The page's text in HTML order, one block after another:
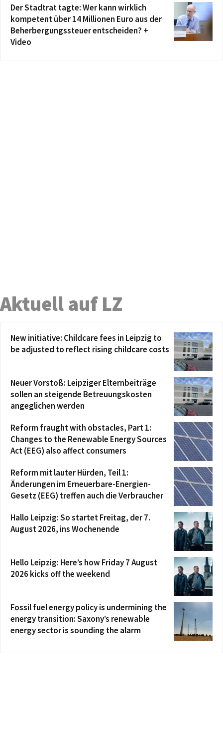
Der Stadtrat tagte: Wer kann wirklich
kompetent über 14 Millionen Euro aus der
Beherbergungssteuer entscheiden? +
Video
Aktuell auf LZ
New initiative: Childcare fees in Leipzig to
be adjusted to reflect rising childcare costs
Neuer Vorstoß: Leipziger Elternbeiträge
sollen an steigende Betreuungskosten
angeglichen werden
Reform fraught with obstacles, Part 1:
Changes to the Renewable Energy Sources
Act (EEG) also affect consumers
Reform mit lauter Hürden, Teil 1:
Änderungen im Erneuerbare-Energien-
Gesetz (EEG) treffen auch die Verbraucher
Hallo Leipzig: So startet Freitag, der 7.
August 2026, ins Wochenende
Hello Leipzig: Here’s how Friday 7 August
2026 kicks off the weekend
Fossil fuel energy policy is undermining the
energy transition: Saxony’s renewable
energy sector is sounding the alarm